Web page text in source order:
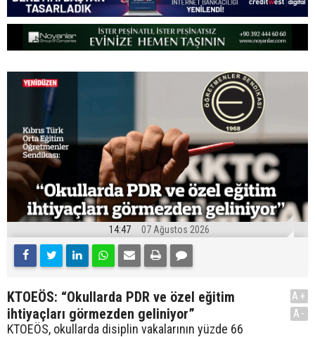
14:47 07 Ağustos 2026
KTOEÖS: “Okullarda PDR ve özel eğitim
ihtiyaçları görmezden geliniyor”
KTOEÖS, okullarda disiplin vakalarının yüzde 66
A+
A-